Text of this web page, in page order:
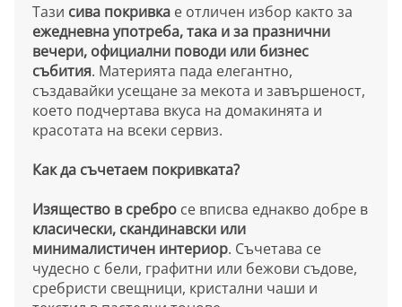
Тази сива покривка е отличен избор както за
ежедневна употреба, така и за празнични
вечери, официални поводи или бизнес
събития. Материята пада елегантно,
създавайки усещане за мекота и завършеност,
което подчертава вкуса на домакинята и
красотата на всеки сервиз.
Как да съчетаем покривката?
Изящество в сребро се вписва еднакво добре в
класически, скандинавски или
минималистичен интериор. Съчетава се
чудесно с бели, графитни или бежови съдове,
сребристи свещници, кристални чаши и